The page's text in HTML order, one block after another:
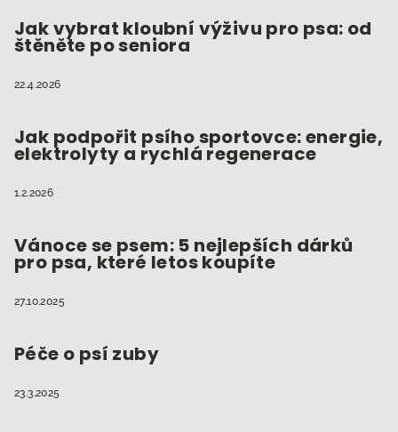
Jak vybrat kloubní výživu pro psa: od
štěněte po seniora
22.4.2026
Jak podpořit psího sportovce: energie,
elektrolyty a rychlá regenerace
1.2.2026
Vánoce se psem: 5 nejlepších dárků
pro psa, které letos koupíte
27.10.2025
Péče o psí zuby
23.3.2025